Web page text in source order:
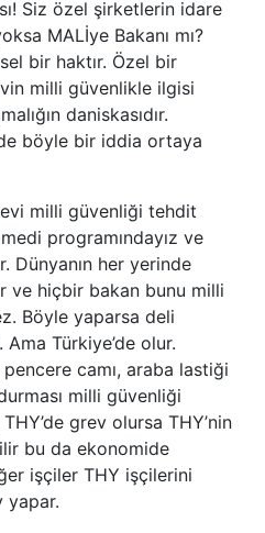
Siz özel şirketlerin idare
MALİye Bakanı mı?
bir haktır. Özel bir
milli güvenlikle ilgisi
daniskasıdır.
böyle bir iddia ortaya
milli güvenliği tehdit
programındayız ve
Dünyanın her yerinde
ve hiçbir bakan bunu milli
Böyle yaparsa deli
Türkiye’de olur.
pencere camı, araba lastiği
milli güvenliği
grev olursa THY’nin
bu da ekonomide
işçiler THY işçilerini
yapar.